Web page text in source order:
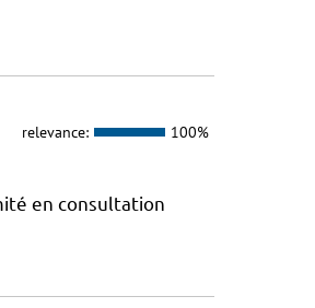
relevance: 100%
en consultation